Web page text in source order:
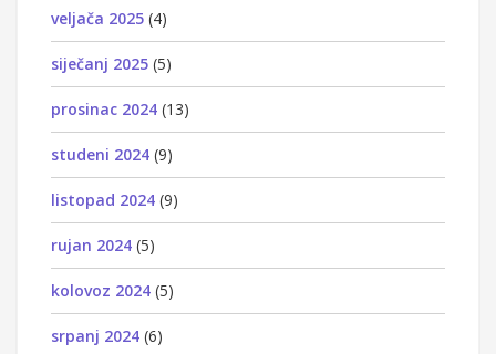
veljača 2025 (4)
siječanj 2025 (5)
prosinac 2024 (13)
studeni 2024 (9)
listopad 2024 (9)
rujan 2024 (5)
kolovoz 2024 (5)
srpanj 2024 (6)